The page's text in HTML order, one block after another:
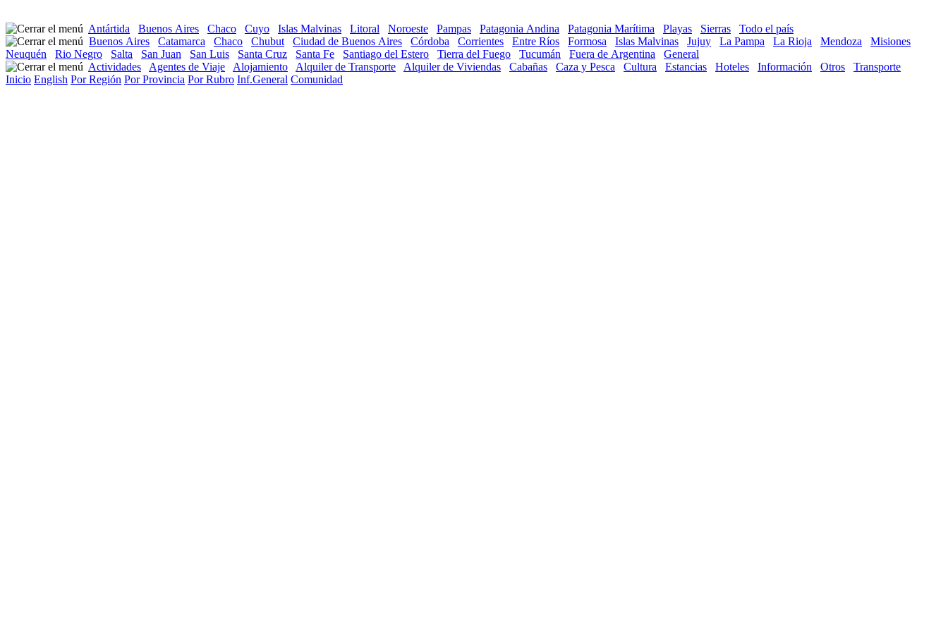
Antártida Buenos Aires Chaco Cuyo Islas Malvinas Litoral Noroeste Pampas Patagonia Andina Patagonia Marítima Playas Sierras
Todo el país
Buenos Aires
Catamarca Chaco Chubut Ciudad de Buenos Aires Córdoba Corrientes Entre Ríos Formosa Islas Malvinas Jujuy La Pampa La Rioja Mendoza
Misiones
Neuquén
Rio Negro Salta San Juan San Luis Santa Cruz Santa Fe Santiago del Estero Tierra del Fuego Tucumán Fuera de Argentina
General
Actividades
Agentes de Viaje Alojamiento Alquiler de Transporte Alquiler de Viviendas Cabañas Caza y Pesca Cultura Estancias Hoteles Información Otros
Transporte
Inicio English Por Región Por Provincia Por Rubro Inf.General Comunidad